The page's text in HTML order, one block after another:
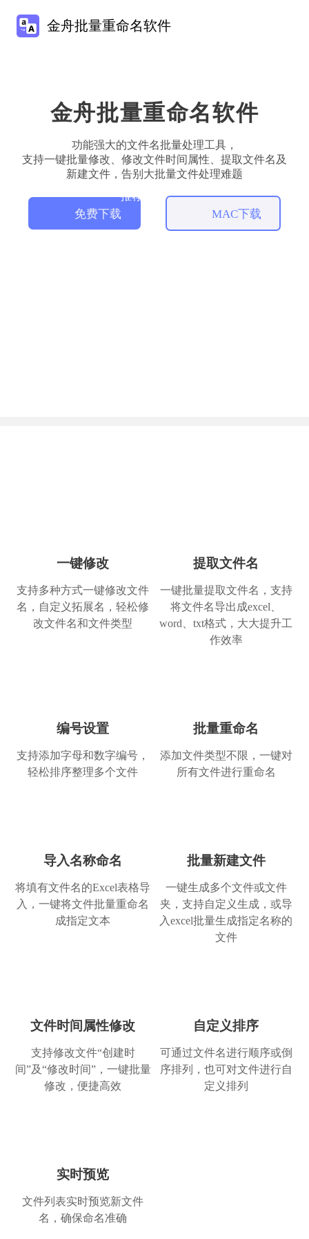
金舟批量重命名软件
金舟批量重命名软件
功能强大的文件名批量处理工具，
支持一键批量修改、修改文件时间属性、提取文件名及
新建文件，告别大批量文件处理难题
免费下载
推荐
MAC下载
一键修改
支持多种方式一键修改文件
名，自定义拓展名，轻松修
改文件名和文件类型
提取文件名
一键批量提取文件名，支持
将文件名导出成excel、
word、txt格式，大大提升工
作效率
编号设置
支持添加字母和数字编号，
轻松排序整理多个文件
批量重命名
添加文件类型不限，一键对
所有文件进行重命名
导入名称命名
将填有文件名的Excel表格导
入，一键将文件批量重命名
成指定文本
批量新建文件
一键生成多个文件或文件
夹，支持自定义生成，或导
入excel批量生成指定名称的
文件
文件时间属性修改
支持修改文件“创建时
间”及“修改时间”，一键批量
修改，便捷高效
自定义排序
可通过文件名进行顺序或倒
序排列，也可对文件进行自
定义排列
实时预览
文件列表实时预览新文件
名，确保命名准确
简单的就是好用的
系统类工具用得还是挺少的，但这个真心不
错，深得我心。换电脑了，我还是会继续使用
书山鸭梨大
网络支持
文件多了，还真的得借助这类型的软件。比起
不一样，不错不错。